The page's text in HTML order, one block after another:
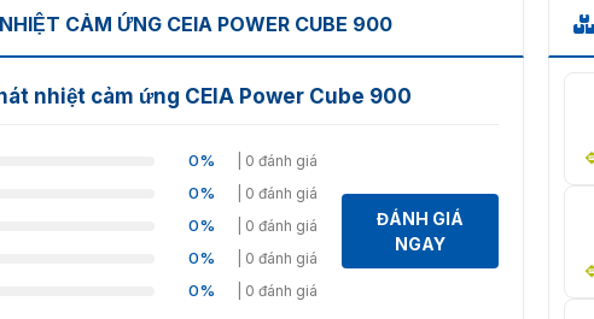
nhiệt độ sưởi.
làm việc.
cả với các điều kiện tải thay đổi.
cách ly khỏi nguồn điện.
CẢM ỨNG CEIA POWER CUBE 900
nhiệt cảm ứng CEIA Power Cube 900
0% | 0 đánh giá
0% | 0 đánh giá
0% | 0 đánh giá
0% | 0 đánh giá
0% | 0 đánh giá
ĐÁNH GIÁ
NGAY